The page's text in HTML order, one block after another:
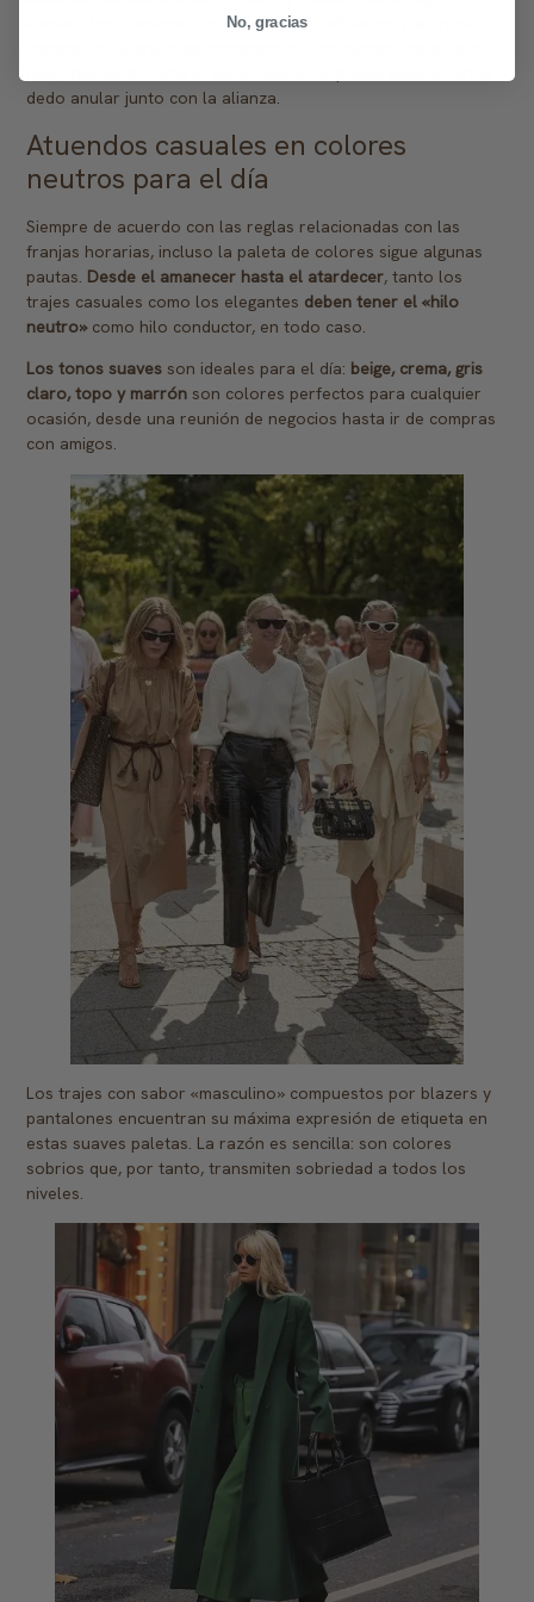
«casar» los diamantes con looks muy refinados. ¿La única
dedo anular junto con la alianza.
Atuendos casuales en colores
neutros para el día
Siempre de acuerdo con las reglas relacionadas con las
franjas horarias, incluso la paleta de colores sigue algunas
pautas. Desde el amanecer hasta el atardecer, tanto los
trajes casuales como los elegantes deben tener el «hilo
neutro»como hilo conductor, en todo caso.
Los tonos suaves son ideales para el día: beige, crema, gris
claro, topo y marrón son colores perfectos para cualquier
ocasión, desde una reunión de negocios hasta ir de compras
con amigos.
Los trajes con sabor «masculino» compuestos por blazers y
pantalones encuentran su máxima expresión de etiqueta en
estas suaves paletas. La razón es sencilla: son colores
sobrios que, por tanto, transmiten sobriedad a todos los
niveles.
No, gracias